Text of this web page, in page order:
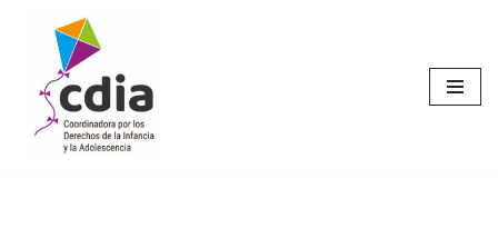
contenido